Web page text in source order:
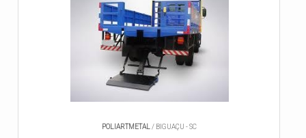
POLIARTMETAL / BIGUAÇU - SC